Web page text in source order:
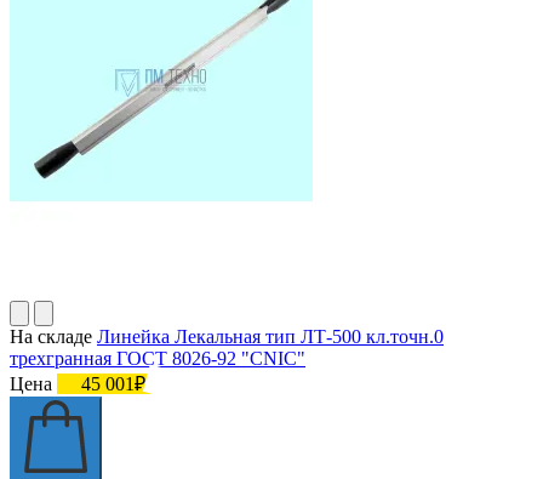
На складе Линейка Лекальная тип ЛТ-500 кл.точн.0
трехгранная ГОСТ 8026-92 "CNIC"
Цена
45 001₽